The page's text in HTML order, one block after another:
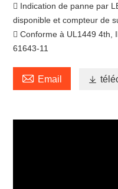
 Indication de panne par
disponible et compteur de
 Conforme à UL1449 4th,
61643-11
 Email 